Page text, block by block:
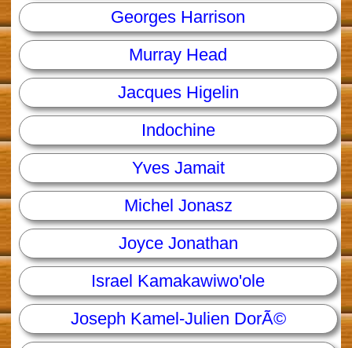
Georges Harrison
Murray Head
Jacques Higelin
Indochine
Yves Jamait
Michel Jonasz
Joyce Jonathan
Israel Kamakawiwo'ole
Joseph Kamel-Julien DorÃ©